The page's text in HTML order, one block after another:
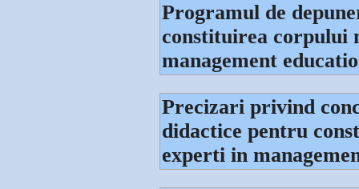
Programul de
constituirea corpului
management
Precizari privind
didactice pentru
experti in